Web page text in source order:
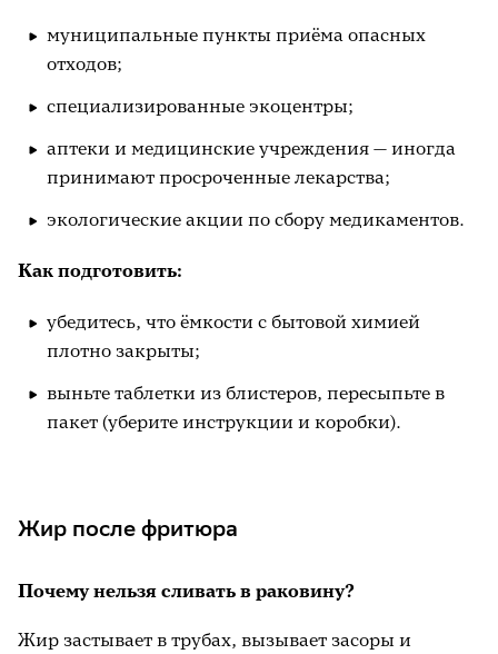
муниципальные пункты приёма опасных
отходов;
специализированные экоцентры;
аптеки и медицинские учреждения — иногда
принимают просроченные лекарства;
экологические акции по сбору медикаментов.
Как подготовить:
убедитесь, что ёмкости с бытовой химией
плотно закрыты;
выньте таблетки из блистеров, пересыпьте в
пакет (уберите инструкции и коробки).
Жир после фритюра
Почему нельзя сливать в раковину?
Жир застывает в трубах, вызывает засоры и